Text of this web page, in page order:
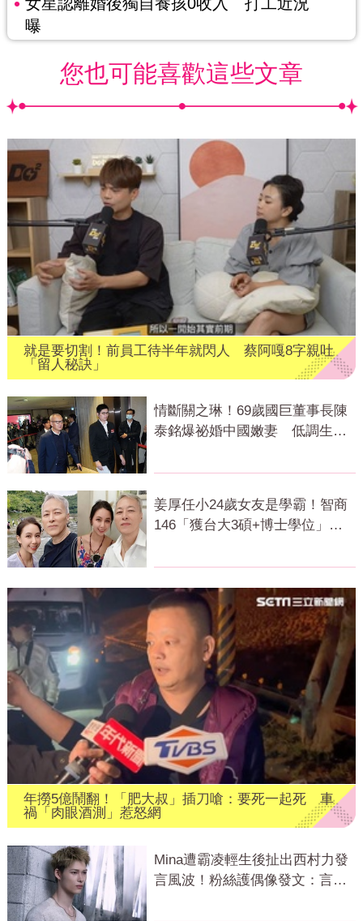
女星認離婚後獨自養孩0收入 打工近況
曝
您也可能喜歡這些文章
就是要切割！前員工待半年就閃人 蔡阿嘎8字親吐
「留人秘訣」
情斷關之琳！69歲國巨董事長陳
泰銘爆祕婚中國嫩妻 低調生下2
姜厚任小24歲女友是學霸！智商
146「獲台大3碩+博士學位」
年撈5億鬧翻！「肥大叔」插刀嗆：要死一起死 車
禍「肉眼酒測」惹怒網
Mina遭霸凌輕生後扯出西村力發
言風波！粉絲護偶像發文：言論